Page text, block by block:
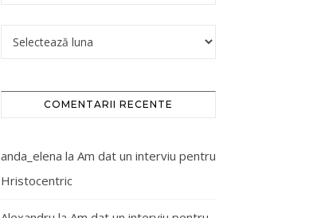
COMENTARII RECENTE
anda_elena la Am dat un interviu pentru
Hristocentric